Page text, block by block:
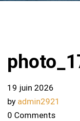
19 juin 2026
by admin2921
0 Comments